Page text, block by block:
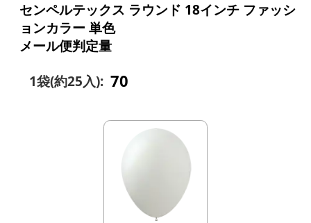
センペルテックス ラウンド 18インチ ファッシ
ョンカラー 単色
メール便判定量
1袋(約25入): 70